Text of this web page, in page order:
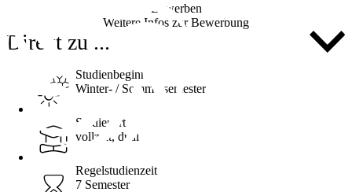
Bewerben
Weitere Infos zur Bewerbung
Direkt zu ...
Studienbeginn
Winter- / Sommersemester
Studienart
vollzeit, dual
Regelstudienzeit
7 Semester